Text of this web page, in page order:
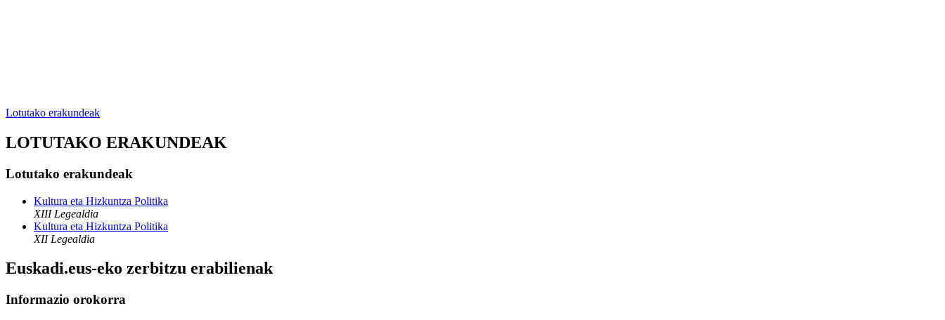
Lotutako erakundeak
LOTUTAKO ERAKUNDEAK
Lotutako erakundeak
Kultura eta Hizkuntza Politika
XIII Legealdia
Kultura eta Hizkuntza Politika
XII Legealdia
Euskadi.eus-eko zerbitzu erabilienak
Informazio orokorra